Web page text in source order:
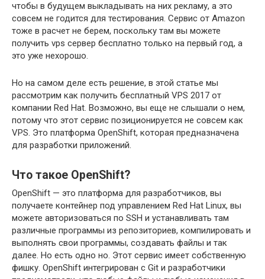
чтобы в будущем выкладывать на них рекламу, а это
совсем не годится для тестирования. Сервис от Amazon
тоже в расчет не берем, поскольку там вы можете
получить vps сервер бесплатно только на первый год, а
это уже нехорошо.
Но на самом деле есть решение, в этой статье мы
рассмотрим как получить бесплатный VPS 2017 от
компании Red Hat. Возможно, вы еще не слышали о нем,
потому что этот сервис позиционируется не совсем как
VPS. Это платформа OpenShift, которая предназначена
для разработки приложений.
Что такое OpenShift?
OpenShift — это платформа для разработчиков, вы
получаете контейнер под управлением Red Hat Linux, вы
можете авторизоваться по SSH и устанавливать там
различные программы из репозиториев, компилировать и
выполнять свои программы, создавать файлы и так
далее. Но есть одно но. Этот сервис имеет собственную
фишку. OpenShift интегрирован с Git и разработчики